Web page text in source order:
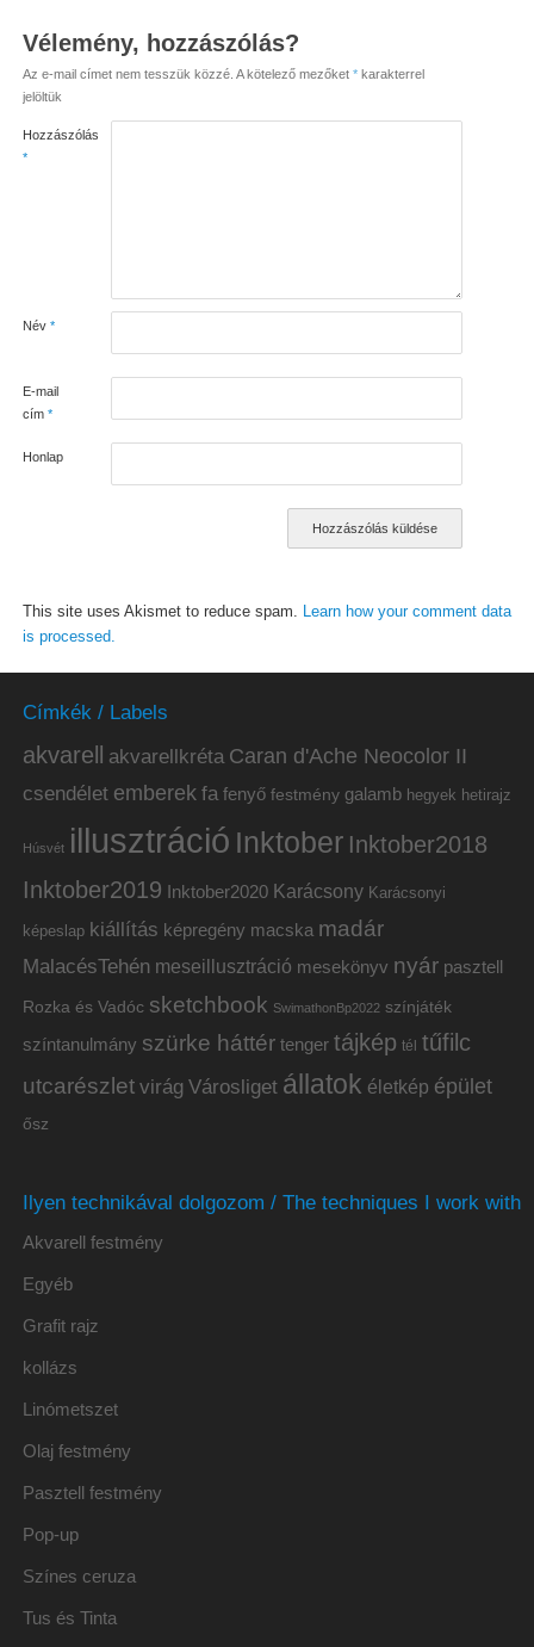
Vélemény, hozzászólás?
Az e-mail címet nem tesszük közzé. A kötelező mezőket *karakterrel
jelöltük
Hozzászólás
*
Név *
E-mail
cím *
Honlap
This site uses Akismet to reduce spam. Learn how your comment data
is processed.
Címkék / Labels
akvarell akvarellkréta Caran d'Ache Neocolor II
csendélet emberek fa fenyő festmény galamb hegyek hetirajz
Húsvét illusztráció Inktober Inktober2018
Inktober2019 Inktober2020 Karácsony Karácsonyi
képeslap kiállítás képregény macska madár
MalacésTehén meseillusztráció mesekönyv nyár pasztell
Rozka és Vadóc sketchbook SwimathonBp2022 színjáték
színtanulmány szürke háttér tenger tájkép tél tűfilc
utcarészlet virág Városliget állatok életkép épület
ősz
Ilyen technikával dolgozom / The techniques I work with
Akvarell festmény
Egyéb
Grafit rajz
kollázs
Linómetszet
Olaj festmény
Pasztell festmény
Pop-up
Színes ceruza
Tus és Tinta